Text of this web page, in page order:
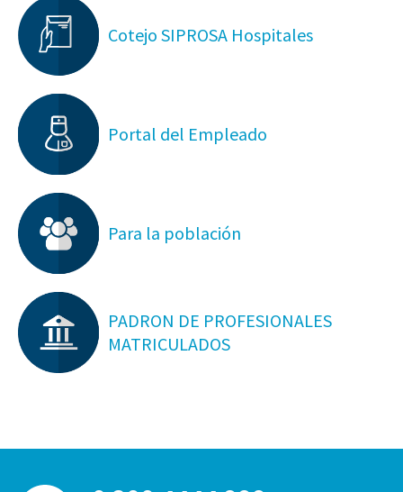
Cotejo SIPROSA Hospitales
Portal del Empleado
Para la población
PADRON DE PROFESIONALES
MATRICULADOS